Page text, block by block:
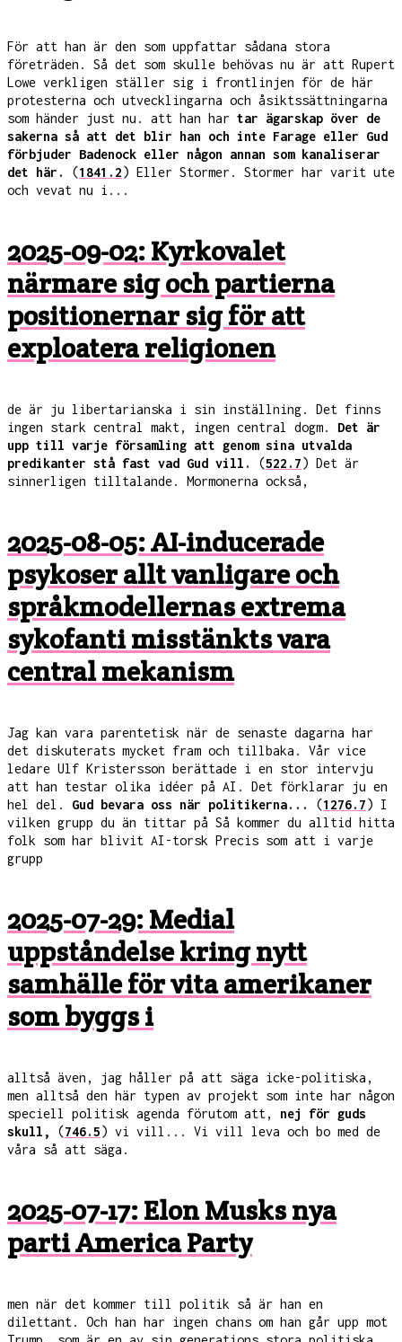
För att han är den som uppfattar sådana stora
företräden. Så det som skulle behövas nu är att Rupert
Lowe verkligen ställer sig i frontlinjen för de här
protesterna och utvecklingarna och åsiktssättningarna
som händer just nu. att han har tar ägarskap över de
sakerna så att det blir han och inte Farage eller Gud
förbjuder Badenock eller någon annan som kanaliserar
det här.
(1841.2) Eller Stormer. Stormer har varit ute
och vevat nu i...
2025-09-02: Kyrkovalet
närmare sig och partierna
positionernar sig för att
exploatera religionen
de är ju libertarianska i sin inställning. Det finns
ingen stark central makt, ingen central dogm. Det är
upp till varje församling att genom sina utvalda
predikanter stå fast vad Gud vill.
(522.7) Det är
sinnerligen tilltalande. Mormonerna också,
2025-08-05: AI-inducerade
psykoser allt vanligare och
språkmodellernas extrema
sykofanti misstänkts vara
central mekanism
Jag kan vara parentetisk när de senaste dagarna har
det diskuterats mycket fram och tillbaka. Vår vice
ledare Ulf Kristersson berättade i en stor intervju
att han testar olika idéer på AI. Det förklarar ju en
hel del. Gud bevara oss när politikerna... (1276.7) I
vilken grupp du än tittar på Så kommer du alltid hitta
folk som har blivit AI-torsk Precis som att i varje
grupp
2025-07-29: Medial
uppståndelse kring nytt
samhälle för vita amerikaner
som byggs i
alltså även, jag håller på att säga icke-politiska,
men alltså den här typen av projekt som inte har någon
speciell politisk agenda förutom att, nej för guds
skull,
(746.5) vi vill... Vi vill leva och bo med de
våra så att säga.
2025-07-17: Elon Musks nya
parti America Party
men när det kommer till politik så är han en
dilettant. Och han har ingen chans om han går upp mot